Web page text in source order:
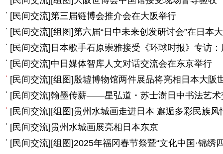
[民间交流]第三届链博会推介会在大阪举行
[民间交流] [组图]第六届“日中未来创发研讨会”在日本
[民间交流] 日本歌手石原崇雅接受《环球时报》专访
[民间交流]中日媒体智库人文对话交流会在东京举行
[民间交流] [组图]殷墟博物馆两件展品将亮相日本大阪
[民间交流]翰墨传薪——星弘道・苏士澍日中书法艺术
[民间交流] [组图]贵州水城画走进日本 邂逅多彩民族风
[民间交流]贵州水城画展亮相日本东京
[民间交流] [组图]2025年福冈春节祭暨“文化中国·锦绣